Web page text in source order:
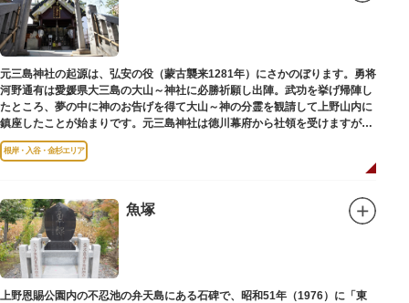
元三島神社の起源は、弘安の役（蒙古襲来1281年）にさかのぼります。勇将
河野通有は愛媛県大三島の大山～神社に必勝祈願し出陣。武功を挙げ帰陣し
たところ、夢の中に神のお告げを得て大山～神の分霊を観請して上野山内に
鎮座したことが始まりです。元三島神社は徳川幕府から社領を受けますが、
御用地となったために上野から浅草へ移転し、現在の地に至ります。
根岸・入谷・金杉エリア
魚塚
上野恩賜公園内の不忍池の弁天島にある石碑で、昭和51年（1976）に「東